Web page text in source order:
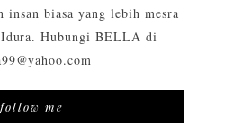
insan biasa yang lebih mesra
Hubungi BELLA di
follow me